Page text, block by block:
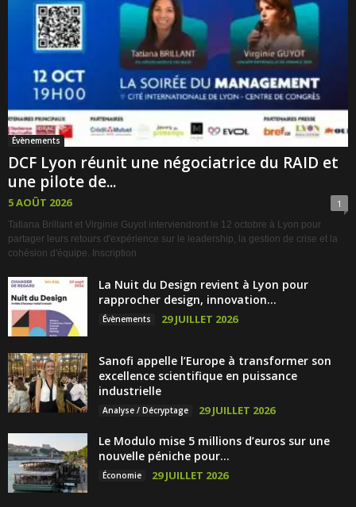
Évènements
DCF Lyon réunit une négociatrice du RAID et
une pilote de...
5 AOÛT 2026 1
Tatiana Brillant et Virginie Guyot interviendront le 12 octobre à Lyon pour
partager leurs retours d'expérience sur le leadership, la gestion de crise et la
cohésion d'équipe. Inscription
La Nuit du Design revient à Lyon pour
rapprocher design, innovation...
Évènements 29 JUILLET 2026
Sanofi appelle l’Europe à transformer son
excellence scientifique en puissance
industrielle
Analyse / Décryptage 29 JUILLET 2026
Le Modulo mise 5 millions d’euros sur une
nouvelle péniche pour...
Économie 29 JUILLET 2026